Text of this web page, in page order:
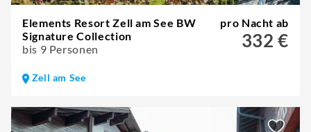
Elements Resort Zell am See BW
Signature Collection
bis 9 Personen
pro Nacht ab
332 €
Zell am See